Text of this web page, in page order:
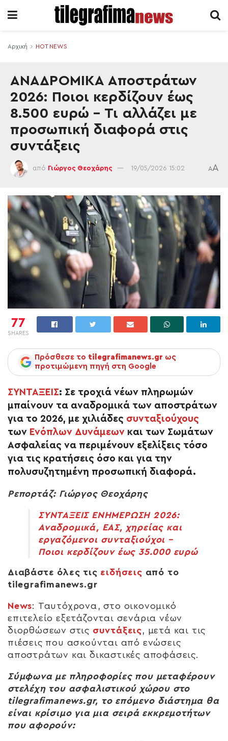
Αρχική HOT NEWS
ΑΝΑΔΡΟΜΙΚΑ Αποστράτων
2026: Ποιοι κερδίζουν έως
8.500 ευρώ – Τι αλλάζει με
προσωπική διαφορά στις
συντάξεις
από Γιώργος Θεοχάρης 19/05/2026 15:02 AA
77
SHARES
Πρόσθεσε το tilegrafimanews.gr ως
προτιμώμενη πηγή στη Google
ΣΥΝΤΑΞΕΙΣ: Σε τροχιά νέων πληρωμών
μπαίνουν τα αναδρομικά των αποστράτων
για το 2026, με χιλιάδες συνταξιούχους
των Ενόπλων Δυνάμεων και των Σωμάτων
Ασφαλείας να περιμένουν εξελίξεις τόσο
για τις κρατήσεις όσο και για την
πολυσυζητημένη προσωπική διαφορά.
Ρεπορτάζ: Γιώργος Θεοχάρης
ΣΥΝΤΑΞΕΙΣ ΕΝΗΜΕΡΩΣΗ 2026:
Αναδρομικά, ΕΑΣ, χηρείας και
εργαζόμενοι συνταξιούχοι –
Ποιοι κερδίζουν έως 35.000 ευρώ
Διαβάστε όλες τις ειδήσεις από το
tilegrafimanews.gr
News: Ταυτόχρονα, στο οικονομικό
επιτελείο εξετάζονται σενάρια νέων
διορθώσεων στις συντάξεις, μετά και τις
πιέσεις που ασκούνται από ενώσεις
αποστράτων και δικαστικές αποφάσεις.
Σύμφωνα με πληροφορίες που μεταφέρουν
στελέχη του ασφαλιστικού χώρου στο
tilegrafimanews.gr, το επόμενο διάστημα θα
είναι κρίσιμο για μια σειρά εκκρεμοτήτων
που αφορούν: